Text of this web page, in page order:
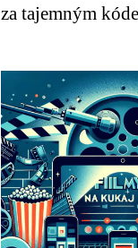
za tajemným